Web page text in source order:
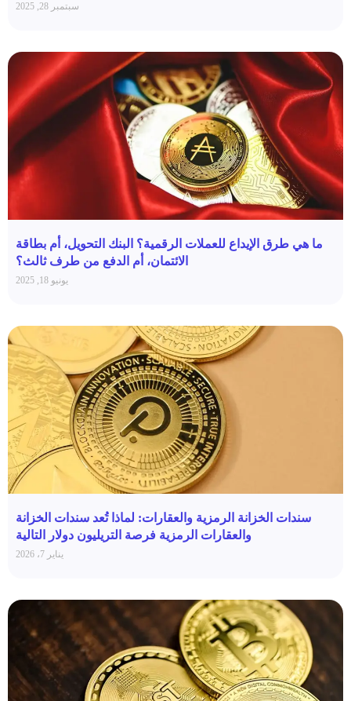
سبتمبر 28, 2025
ما هي طرق الإيداع للعملات الرقمية؟ البنك التحويل، أم بطاقة
الائتمان، أم الدفع من طرف ثالث؟
يونيو 18, 2025
سندات الخزانة الرمزية والعقارات: لماذا تُعد سندات الخزانة
والعقارات الرمزية فرصة التريليون دولار التالية
يناير 7، 2026